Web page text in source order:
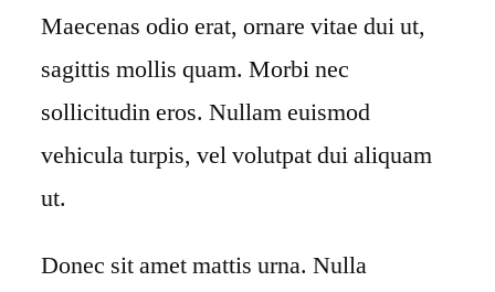
Maecenas odio erat, ornare vitae dui ut,
sagittis mollis quam. Morbi nec
sollicitudin eros. Nullam euismod
vehicula turpis, vel volutpat dui aliquam
ut.
Donec sit amet mattis urna. Nulla